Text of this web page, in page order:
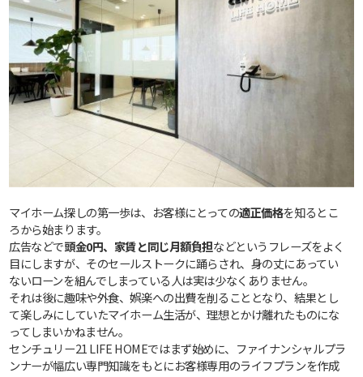
マイホーム探しの第一歩は、お客様にとっての適正価格を知るとこ
ろから始まります。
広告などで頭金0円、家賃と同じ月額負担などというフレーズをよく
目にしますが、そのセールストークに踊らされ、身の丈にあってい
ないローンを組んでしまっている人は実は少なくありません。
それは後に趣味や外食、娯楽への出費を削ることとなり、結果とし
て楽しみにしていたマイホーム生活が、理想とかけ離れたものにな
ってしまいかねません。
センチュリー21 LIFE HOMEではまず始めに、ファイナンシャルプラ
ンナーが幅広い専門知識をもとにお客様専用のライフプランを作成